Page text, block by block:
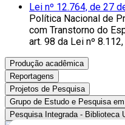
Lei nº 12.764, de 27
Política Nacional de
com Transtorno do
art. 98 da Lei nº
Produção acadêmica
Reportagens
Projetos de Pesquisa
Grupo de Estudo e Pesquisa
Pesquisa Integrada - Biblioteca